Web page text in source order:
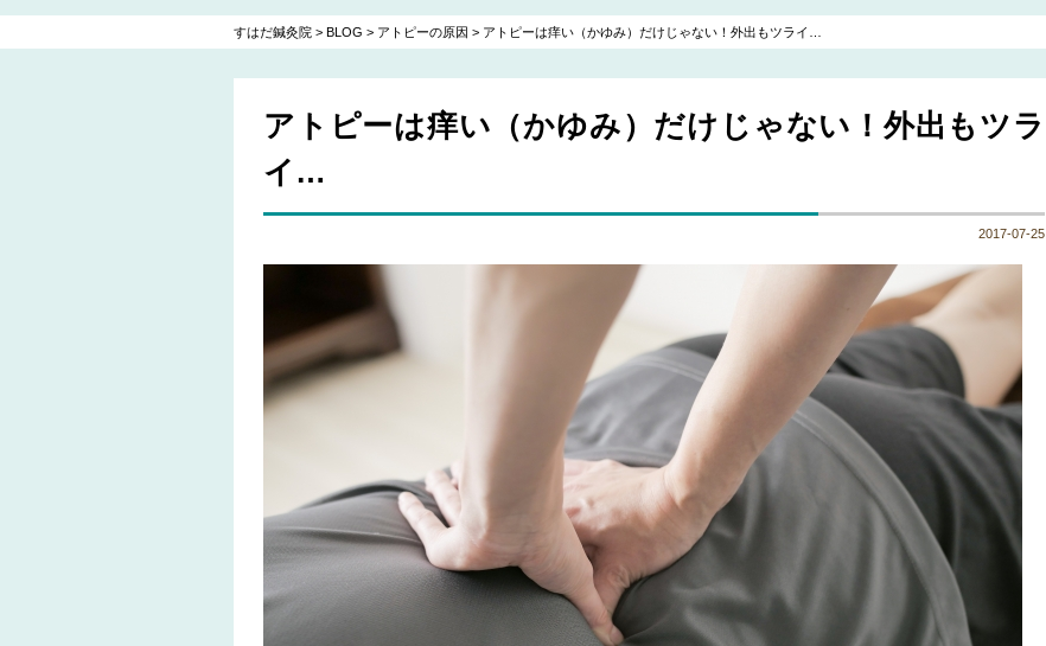
すはだ鍼灸院 > BLOG > アトピーの原因 > アトピーは痒い（かゆみ）だけじゃない！外出もツライ…
アトピーは痒い（かゆみ）だけじゃない！外出もツラ
イ…
2017-07-25